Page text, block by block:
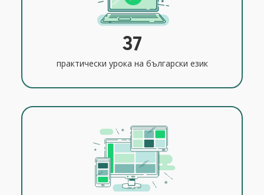
37
практически урока на български език